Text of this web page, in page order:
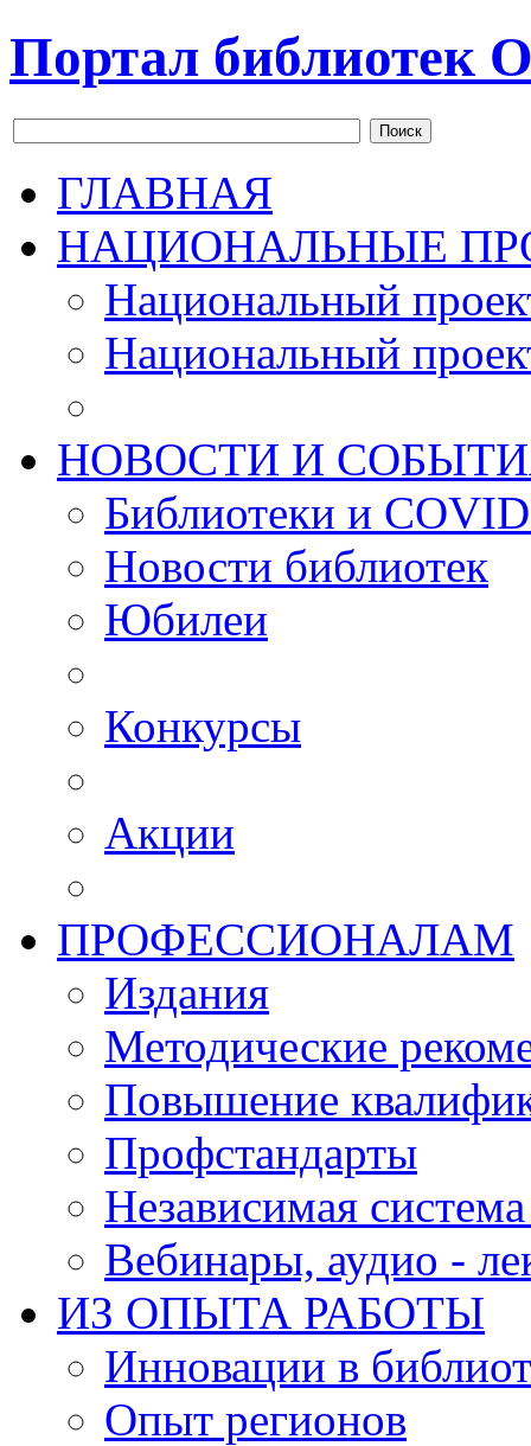
Портал библиотек
Поиск
ГЛАВНАЯ
НАЦИОНАЛЬНЫЕ
Национальный
Национальный
НОВОСТИ И
Библиотеки и
Новости библиотек
Юбилеи
Конкурсы
Акции
ПРОФЕССИОНАЛАМ
Издания
Методические
Повышение
Профстандарты
Независимая
Вебинары, аудио -
ИЗ ОПЫТА РАБОТЫ
Инновации в
Опыт регионов